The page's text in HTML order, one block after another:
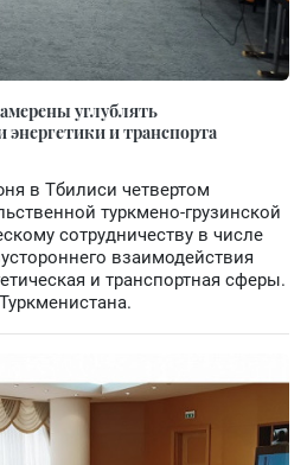
углублять
энергетики и транспорта
в Тбилиси четвертом
туркмено-грузинской
сотрудничеству в числе
взаимодействия
и транспортная сферы.